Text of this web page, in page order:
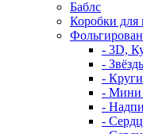
Баблс
Коробки
- 3D,
-
- Круги
- Мини
-
-